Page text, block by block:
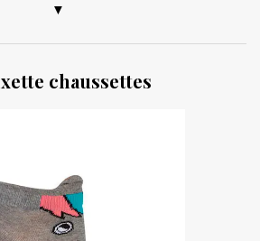
▼
chaussettes